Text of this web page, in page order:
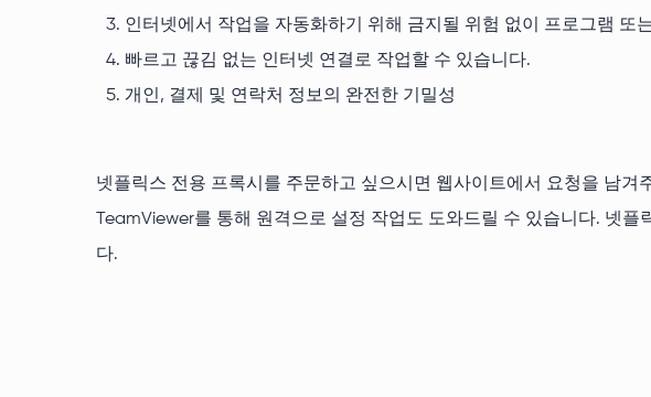
인터넷에서 작업을 자동화하기 위해 금지될 위험 없이 프로그램 또
빠르고 끊김 없는 인터넷 연결로 작업할 수 있습니다.
개인, 결제 및 연락처 정보의 완전한 기밀성
넷플릭스 전용 프록시를 주문하고 싶으시면 웹사이트에서 요청을 남
TeamViewer를 통해 원격으로 설정 작업도 도와드릴 수 있습니다. 넷
다.